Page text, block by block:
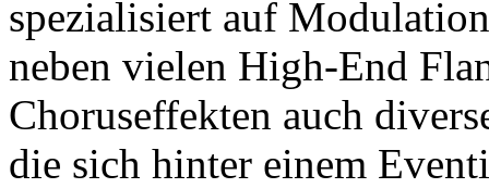
spezialisiert auf
neben vielen High-End
Choruseffekten auch
die sich hinter einem